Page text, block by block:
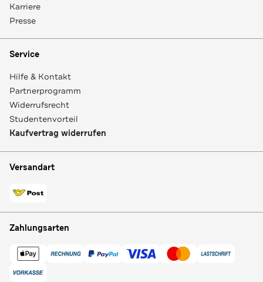
Karriere
Presse
Service
Hilfe & Kontakt
Partnerprogramm
Widerrufsrecht
Studentenvorteil
Kaufvertrag widerrufen
Versandart
Zahlungsarten